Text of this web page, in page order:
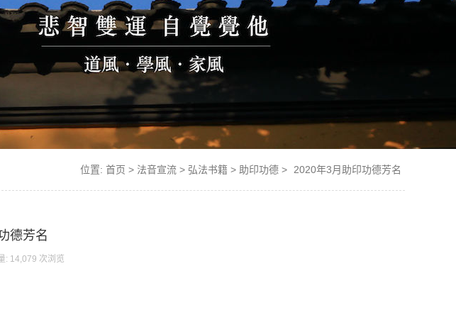
位置: 首页 > 法音宣流 > 弘法书籍 > 助印功德 > 2020年3月助印功德芳名
德芳名
: 14,079 次浏览